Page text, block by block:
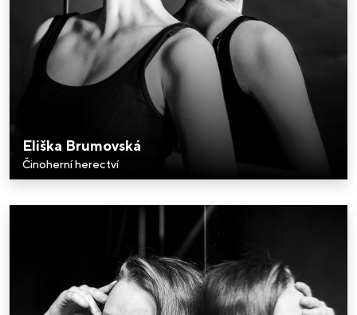
Eliška Brumovská
Činoherní herectví